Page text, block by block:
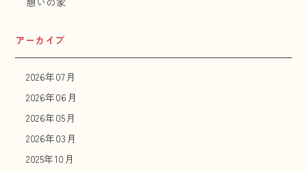
アーカイブ
2026年07月
2026年06月
2026年05月
2026年03月
2025年10月